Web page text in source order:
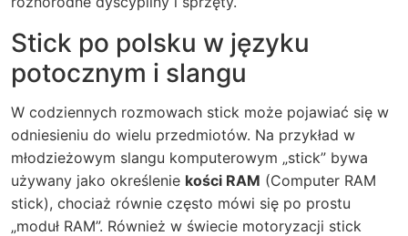
Stick po polsku w języku
potocznym i slangu
W codziennych rozmowach stick może pojawiać się w
odniesieniu do wielu przedmiotów. Na przykład w
młodzieżowym slangu komputerowym „stick” bywa
używany jako określenie kości RAM (Computer RAM
stick), chociaż równie często mówi się po prostu
„moduł RAM”. Również w świecie motoryzacji stick